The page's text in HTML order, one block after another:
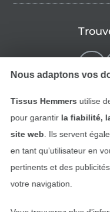
Nous adaptons vos
Tissus Hemmers utilise
pour garantir la fiabilité,
site web . Ils servent
en tant qu’utilisateur en
pertinents et des
votre navigation.